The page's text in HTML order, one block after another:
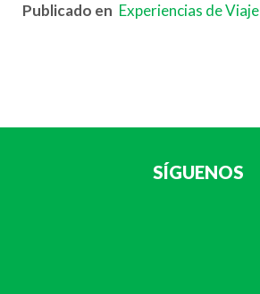
Publicado en Experiencias de Viaje
SÍGUENOS